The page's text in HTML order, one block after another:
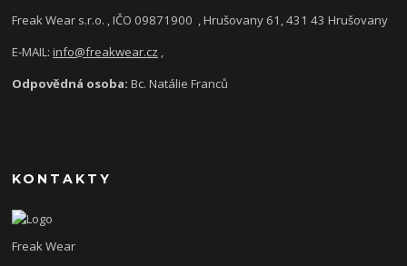
Freak Wear s.r.o. , IČO 09871900 , Hrušovany 61, 431 43 Hrušovany
E-MAIL:info@freakwear.cz ,
Odpovědná osoba:Bc. Natálie Franců
KONTAKTY
Freak Wear